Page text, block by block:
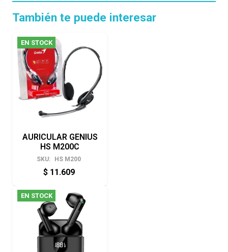
También te puede interesar
EN STOCK
AURICULAR GENIUS
HS M200C
SKU: HS M200
$ 11.609
EN STOCK